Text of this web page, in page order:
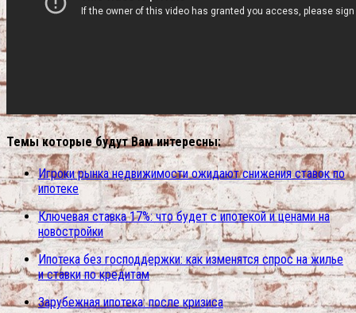
Темы которые будут Вам интересны:
Игроки рынка недвижимости ожидают снижения ставок по
ипотеке
Ключевая ставка 17%: что будет с ипотекой и ценами на
новостройки
Ипотека без господдержки: как изменятся спрос на жилье
и ставки по кредитам
Зарубежная ипотека: после кризиса